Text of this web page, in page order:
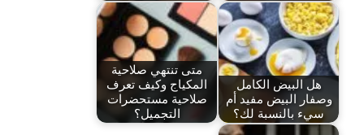
هل البيض الكامل
وصفار البيض مفيد أم
سيء بالنسبة لك؟
متى تنتهي صلاحية
المكياج وكيف تعرف
صلاحية مستحضرات
التجميل؟